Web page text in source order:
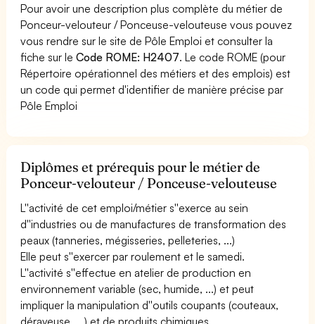
Pour avoir une description plus complète du métier de
Ponceur-velouteur / Ponceuse-velouteuse vous pouvez
vous rendre sur le site de Pôle Emploi et consulter la
fiche sur leCode ROME: H2407. Le code ROME (pour
Répertoire opérationnel des métiers et des emplois) est
un code qui permet d'identifier de manière précise par
Pôle Emploi
Diplômes et prérequis pour le métier de
Ponceur-velouteur / Ponceuse-velouteuse
L''activité de cet emploi/métier s''exerce au sein
d''industries ou de manufactures de transformation des
peaux (tanneries, mégisseries, pelleteries, ...)
Elle peut s''exercer par roulement et le samedi.
L''activité s''effectue en atelier de production en
environnement variable (sec, humide, ...) et peut
impliquer la manipulation d''outils coupants (couteaux,
dérayeuse, ...) et de produits chimiques.